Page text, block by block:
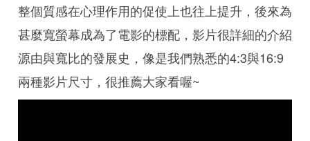
整個質感在心理作用的促使上也往上提升，後來為
甚麼寬螢幕成為了電影的標配，影片很詳細的介紹
源由與寬比的發展史，像是我們熟悉的4:3與16:9
兩種影片尺寸，很推薦大家看喔~